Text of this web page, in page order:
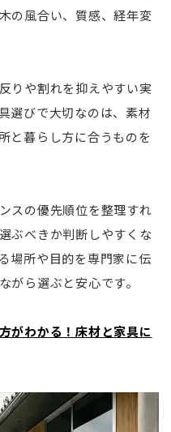
の風合い、質感、経年変
りや割れを抑えやすい実
選びで大切なのは、素材
と暮らし方に合うものを
スの優先順位を整理すれ
ぶべきか判断しやすくな
場所や目的を専門家に伝
がら選ぶと安心です。
がわかる！床材と家具に